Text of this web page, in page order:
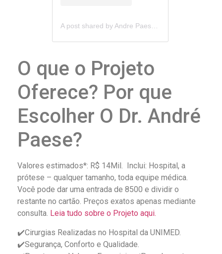
O que o Projeto
Oferece? Por que
Escolher O Dr. André
Paese?
Valores estimados*: R$ 14Mil. Inclui: Hospital, a
prótese – qualquer tamanho, toda equipe médica.
Você pode dar uma entrada de 8500 e dividir o
restante no cartão. Preços exatos apenas mediante
consulta. Leia tudo sobre o Projeto aqui.
✔️Cirurgias Realizadas no Hospital da UNIMED.
✔️Segurança, Conforto e Qualidade.